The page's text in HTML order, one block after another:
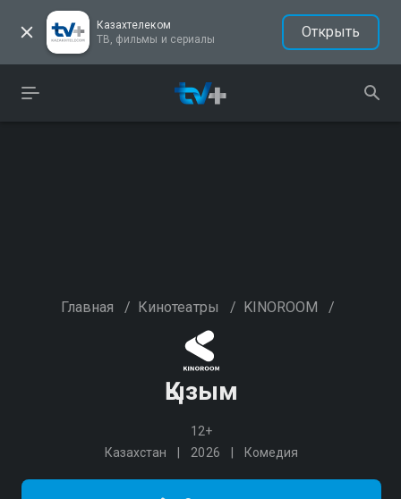
Казахтелеком
ТВ, фильмы и сериалы
Открыть
Главная / Кинотеатры / KINOROOM /
Қызым
12+
Казахстан
2026 Комедия